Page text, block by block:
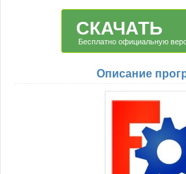
СКАЧАТЬ
Бесплатно официальную
Описание